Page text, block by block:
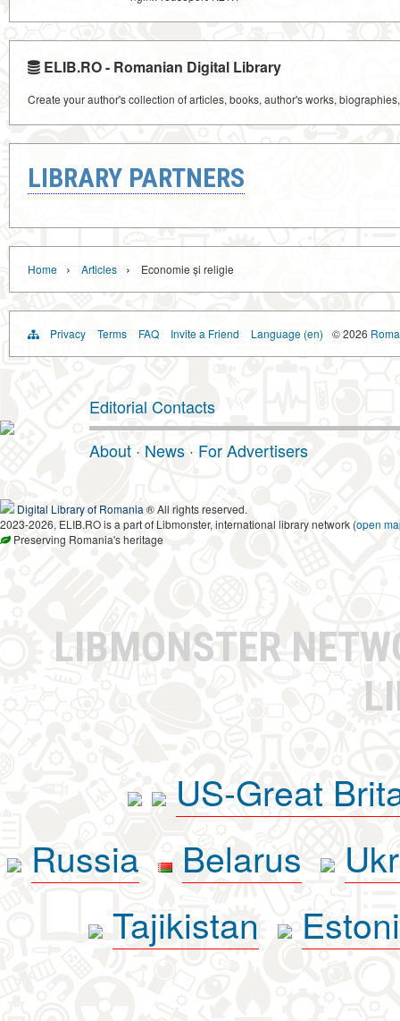
ELIB.RO - Romanian Digital Library
Create your author's collection of articles, books, author's works,
LIBRARY PARTNERS
Home › Articles › Economie și religie
Privacy Terms FAQ Invite a Friend Language (en) © 2026
Editorial Contacts
About · News · For Advertisers
Digital Library of Romania ® All rights reserved.
2023-2026, ELIB.RO is a part of Libmonster, international library network (open
Preserving Romania's heritage
LIBMONSTER
US-Great
Russia
Belarus
Tajikistan